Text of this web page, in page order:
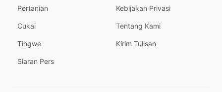
Pertanian
Cukai
Tingwe
Siaran Pers
Kebijakan Privasi
Tentang Kami
Kirim Tulisan